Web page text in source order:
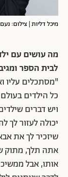
מיכל דליות | צילום: נעם
מה עושים עם
לבית הספר
"מסתכלים עליו
כל הילדים
ויש דברים
יכולה לעזור לך
שיזכיר לך את
אתה תלך, מתוק
אותו, אבל